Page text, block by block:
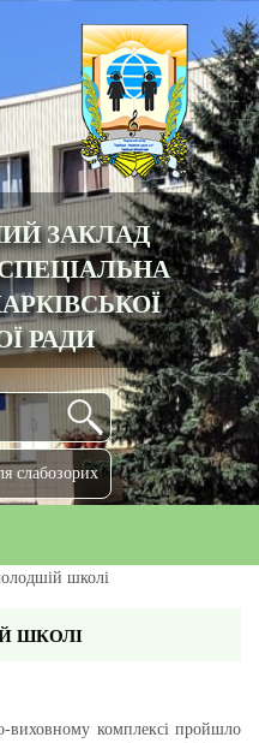
ЗАКЛАД
РАДИ
слабозорих
школі
ШКОЛІ
виховному комплексі пройшло